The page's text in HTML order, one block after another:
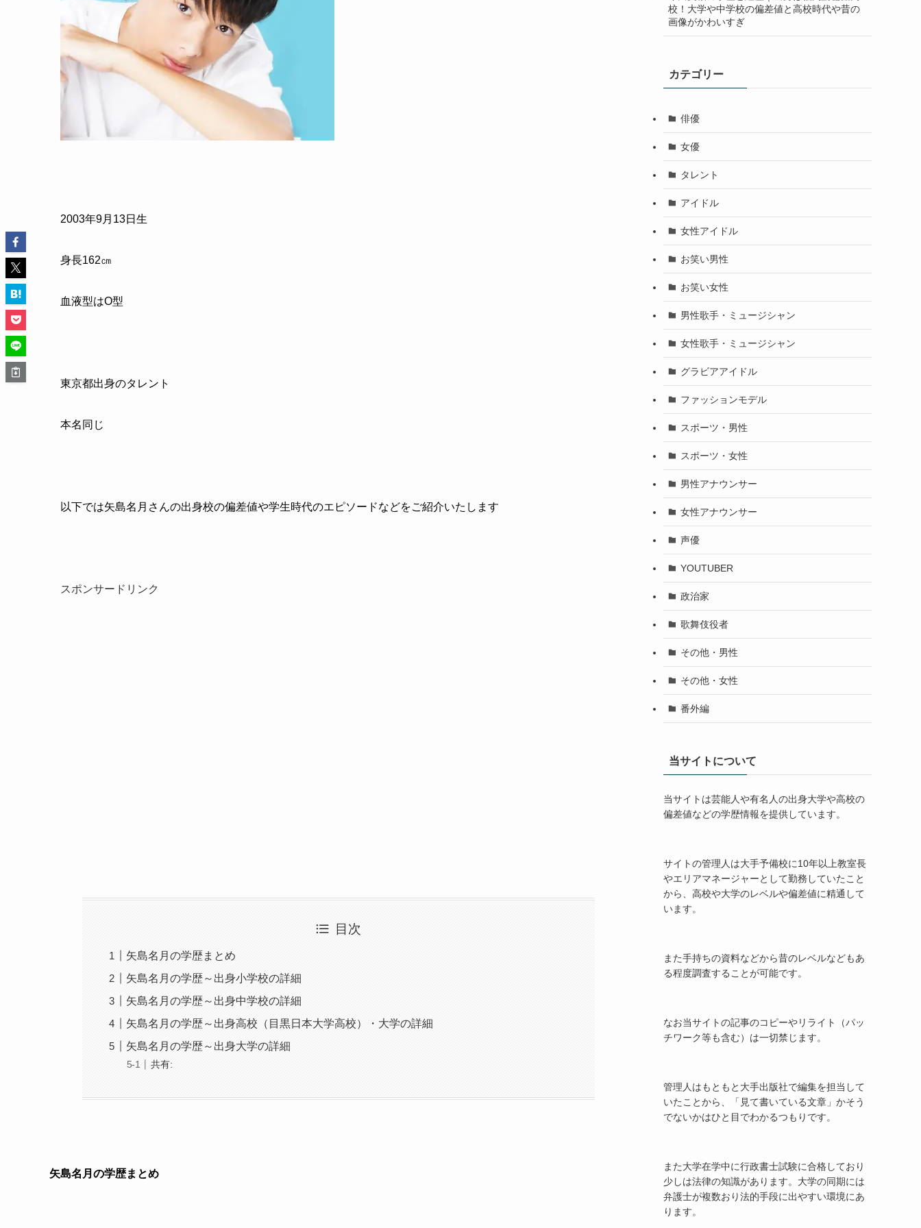
2003年9月13日生
身長162㎝
血液型はO型
東京都出身のタレント
本名同じ
以下では矢島名月さんの出身校の偏差値や学生時代のエピソードなどをご紹介いたします
スポンサードリンク
目次
矢島名月の学歴まとめ
矢島名月の学歴～出身小学校の詳細
矢島名月の学歴～出身中学校の詳細
矢島名月の学歴～出身高校（目黒日本大学高校）・大学の詳細
矢島名月の学歴～出身大学の詳細
共有:
矢島名月の学歴まとめ
校！大学や中学校の偏差値と高校時代や昔の
画像がかわいすぎ
カテゴリー
俳優
女優
タレント
アイドル
女性アイドル
お笑い男性
お笑い女性
男性歌手・ミュージシャン
女性歌手・ミュージシャン
グラビアアイドル
ファッションモデル
スポーツ・男性
スポーツ・女性
男性アナウンサー
女性アナウンサー
声優
YOUTUBER
政治家
歌舞伎役者
その他・男性
その他・女性
番外編
当サイトについて
当サイトは芸能人や有名人の出身大学や高校の
偏差値などの学歴情報を提供しています。
サイトの管理人は大手予備校に10年以上教室長
やエリアマネージャーとして勤務していたこと
から、高校や大学のレベルや偏差値に精通して
います。
また手持ちの資料などから昔のレベルなどもあ
る程度調査することが可能です。
なお当サイトの記事のコピーやリライト（パッ
チワーク等も含む）は一切禁じます。
管理人はもともと大手出版社で編集を担当して
いたことから、「見て書いている文章」かそう
でないかはひと目でわかるつもりです。
また大学在学中に行政書士試験に合格しており
少しは法律の知識があります。大学の同期には
弁護士が複数おり法的手段に出やすい環境にあ
ります。